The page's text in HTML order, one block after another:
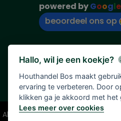
powered byGoogle
beoordeel ons op
Alle vermelde prijzen zijn onder
Hallo, wil je een koekje?
Houthandel Bos maakt
ervaring te verbeteren. Door
klikken ga je akkoord met het
Lees meer over cookies